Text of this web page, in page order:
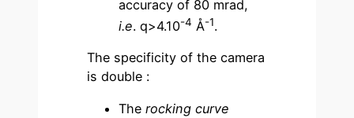
accuracy of 80 mrad,
i.e. q>4.10-4 Å-1.
The specificity of the camera
is double :
Therocking curve